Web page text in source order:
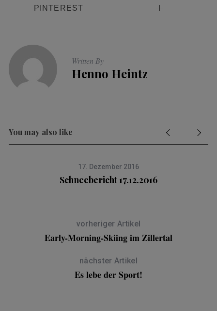
PINTEREST
Written By
Henno Heintz
You may also like
17. Dezember 2016
Schneebericht 17.12.2016
vorheriger Artikel
Early-Morning-Skiing im Zillertal
nächster Artikel
Es lebe der Sport!